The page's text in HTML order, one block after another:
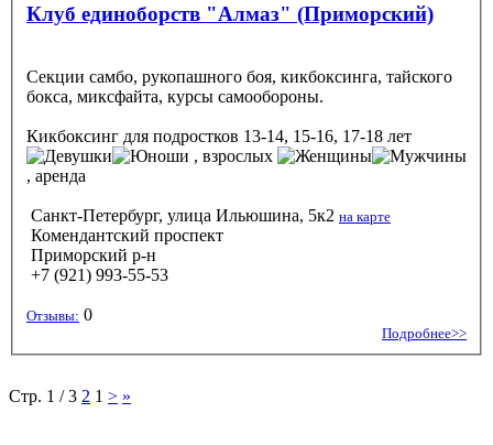
Клуб единоборств "Алмаз" (Приморский)
Секции самбо, рукопашного боя, кикбоксинга, тайского
бокса, миксфайта, курсы самообороны.
Кикбоксинг для подростков 13-14, 15-16, 17-18 лет
, взрослых
, аренда
Санкт-Петербург, улица Ильюшина, 5к2 на карте
Комендантский проспект
Приморский р-н
+7 (921) 993-55-53
Отзывы: 0
Подробнее>>
Стр. 1 / 3 2 1 > »